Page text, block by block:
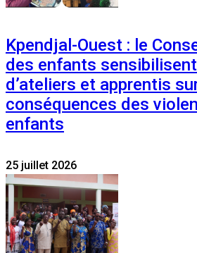
Kpendjal-Ouest : le
des enfants
d’ateliers et apprentis
conséquences des
enfants
25 juillet 2026